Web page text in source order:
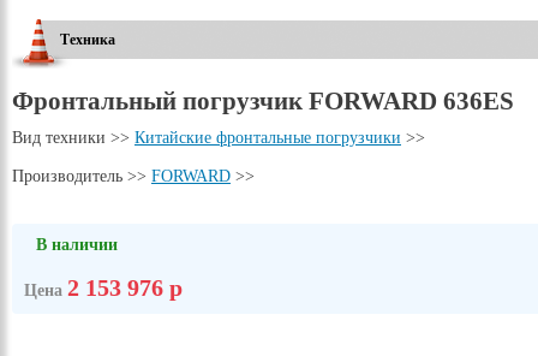
Техника
Фронтальный погрузчик FORWARD 636ES
Вид техники >> Китайские фронтальные погрузчики >>
Производитель >> FORWARD >>
В наличии
Цена 2 153 976 р